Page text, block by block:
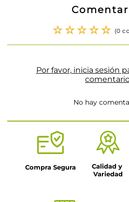
☆☆☆☆☆ (0
Por favor, inicia sesión
No hay
Compra Segura
Calidad y
Variedad